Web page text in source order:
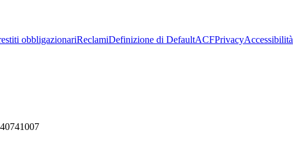
obbligazionariReclamiDefinizione di DefaultACFPrivacyAccessibilità